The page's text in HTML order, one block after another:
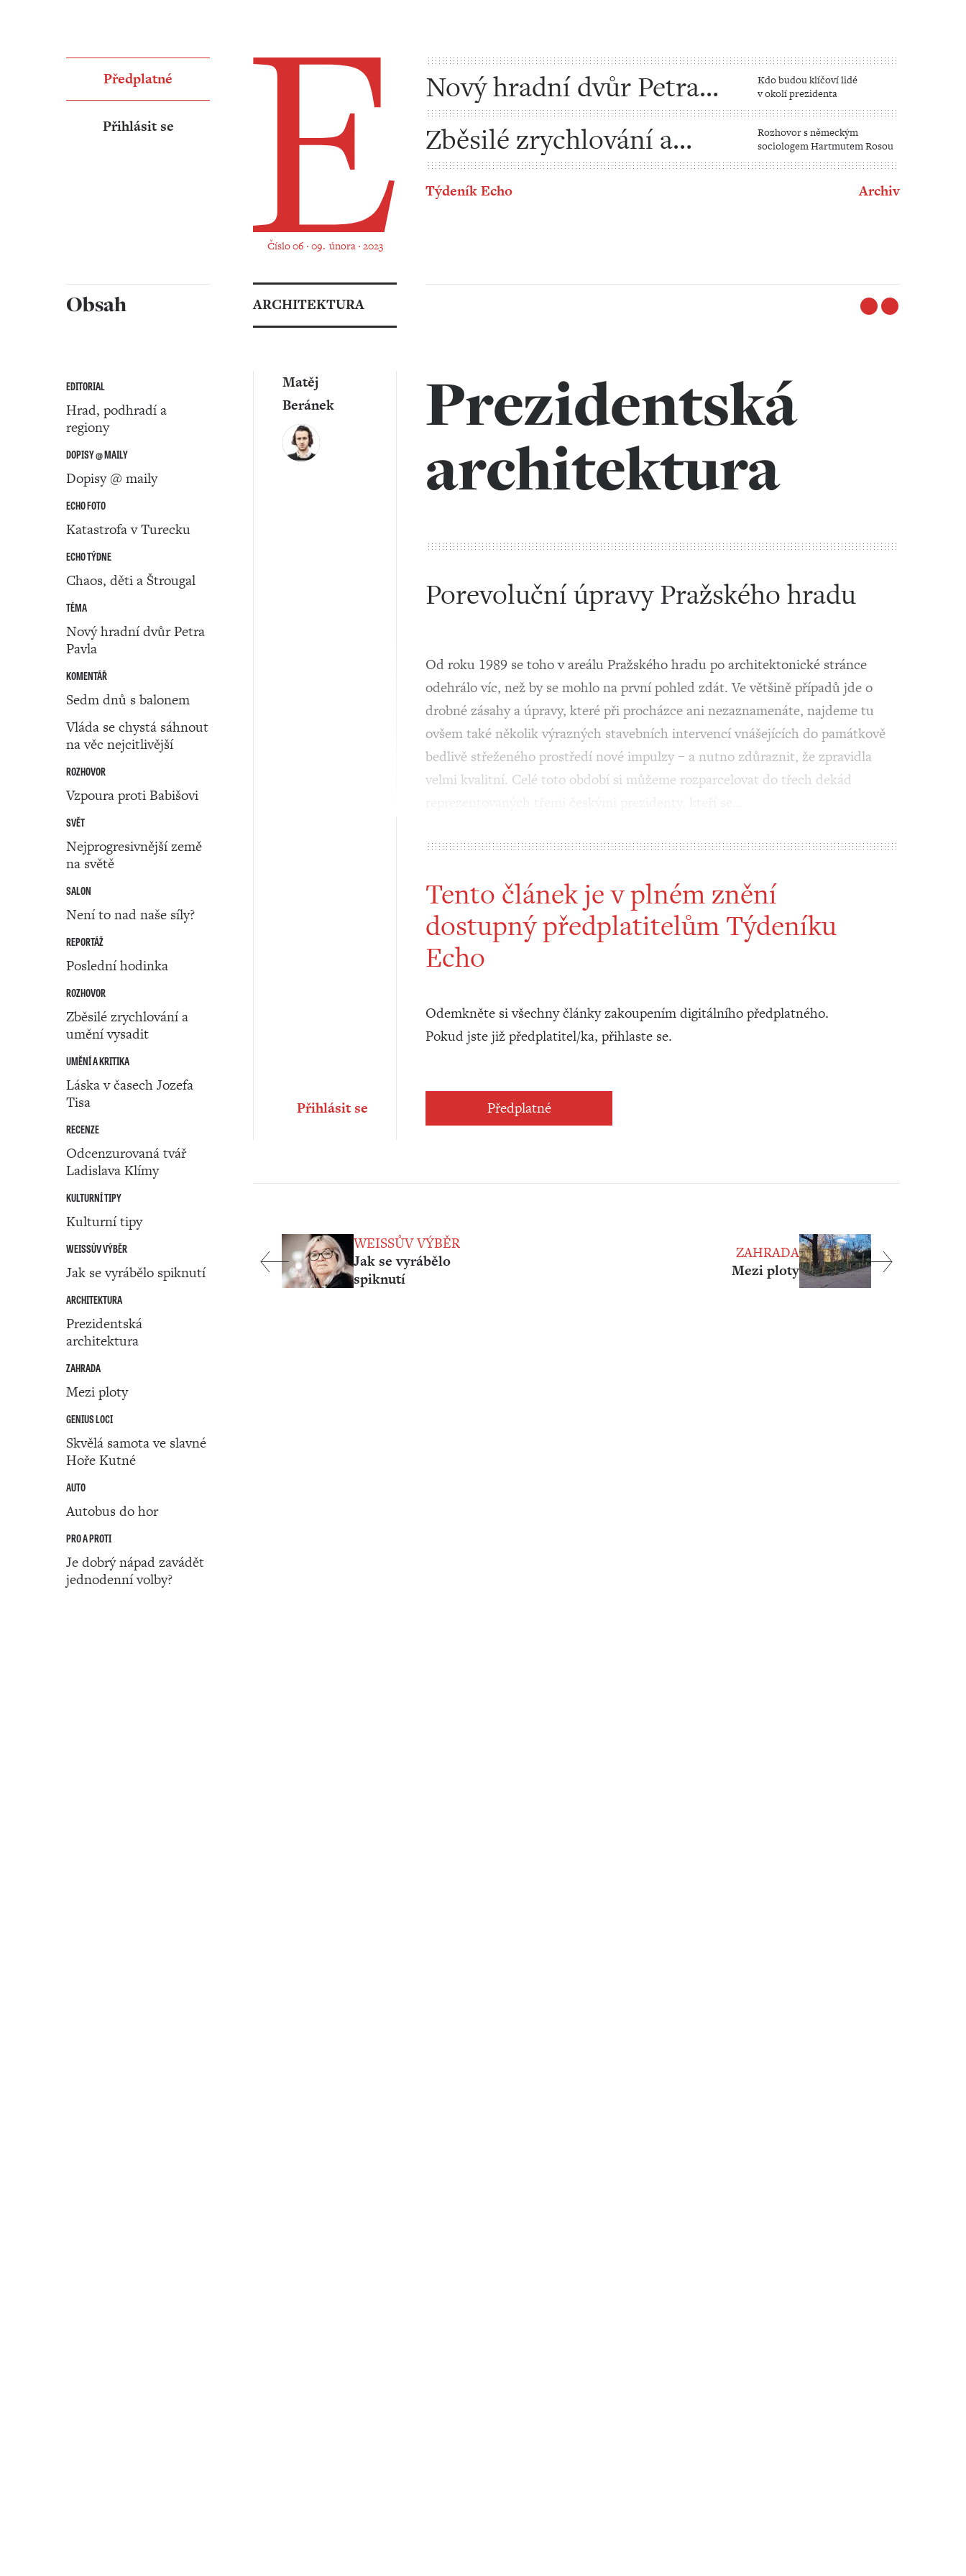
Číslo 06 ‧ 09. února ‧ 2023
Nový hradní dvůr Petra
Pavla
Kdo budou klíčoví lidé
v okolí prezidenta
Zběsilé zrychlování a
umění vysadit
Rozhovor s německým
sociologem Hartmutem Rosou
Týdeník Echo Archiv
Předplatné
Přihlásit se
Obsah
EDITORIAL
Hrad, podhradí a
regiony
DOPISY @ MAILY
Dopisy @ maily
ECHO FOTO
Katastrofa v Turecku
ECHO TÝDNE
Chaos, děti a Štrougal
TÉMA
Nový hradní dvůr Petra
Pavla
KOMENTÁŘ
Sedm dnů s balonem
Vláda se chystá sáhnout
na věc nejcitlivější
ROZHOVOR
Vzpoura proti Babišovi
SVĚT
Nejprogresivnější země
na světě
SALON
Není to nad naše síly?
REPORTÁŽ
Poslední hodinka
ROZHOVOR
Zběsilé zrychlování a
umění vysadit
UMĚNÍ A KRITIKA
Láska v časech Jozefa
Tisa
RECENZE
Odcenzurovaná tvář
Ladislava Klímy
KULTURNÍ TIPY
Kulturní tipy
WEISSŮV VÝBĚR
Jak se vyrábělo spiknutí
ARCHITEKTURA
Prezidentská
architektura
ZAHRADA
Mezi ploty
GENIUS LOCI
Skvělá samota ve slavné
Hoře Kutné
AUTO
Autobus do hor
PRO A PROTI
Je dobrý nápad zavádět
jednodenní volby?
ARCHITEKTURA
Prezidentská
architektura
Porevoluční úpravy Pražského hradu
Matěj
Beránek
Od roku 1989 se toho v areálu Pražského hradu po architektonické stránce
odehrálo víc, než by se mohlo na první pohled zdát. Ve většině případů jde o
drobné zásahy a úpravy, které při procházce ani nezaznamenáte, najdeme tu
ovšem také několik výrazných stavebních intervencí vnášejících do památkově
bedlivě střeženého prostředí nové impulzy – a nutno zdůraznit, že zpravidla
velmi kvalitní. Celé toto období si můžeme rozparcelovat do třech dekád
Tento článek je v plném znění
dostupný předplatitelům Týdeníku
Echo
Odemkněte si všechny články zakoupením digitálního předplatného.
Pokud jste již předplatitel/ka, přihlaste se.
Předplatné
Přihlásit se
ZAHRADA
Mezi ploty
WEISSŮV VÝBĚR
Jak se vyrábělo
spiknutí